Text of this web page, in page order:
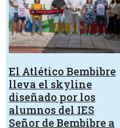
El Atlético Bembibre
lleva el skyline
diseñado por los
alumnos del IES
Señor de Bembibre a